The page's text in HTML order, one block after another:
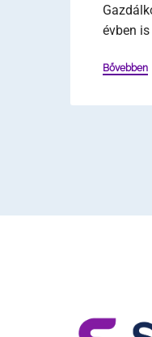
évben
Bővebben